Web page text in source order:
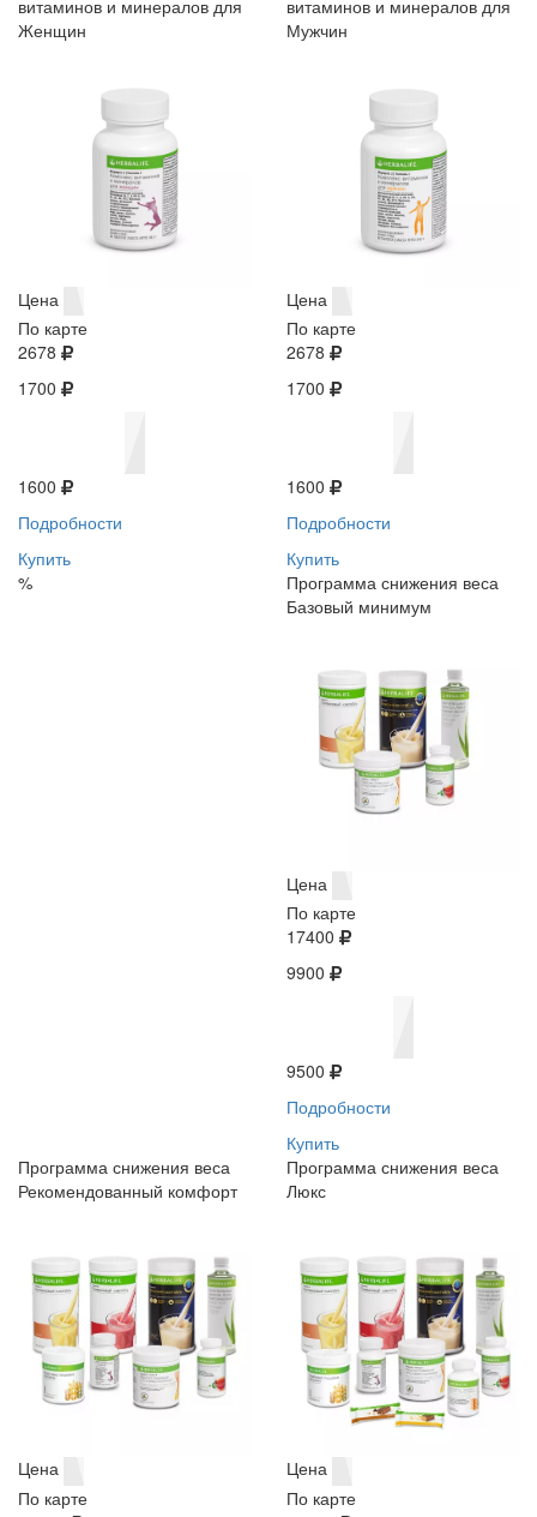
витаминов и минералов для
Женщин
Цена
По карте
2678
1700
1600
Подробности
Купить
%
витаминов и минералов для
Мужчин
Цена
По карте
2678
1700
1600
Подробности
Купить
Программа снижения веса
Базовый минимум
Цена
По карте
17400
9900
9500
Подробности
Купить
Программа снижения веса
Рекомендованный комфорт
Цена
По карте
Программа снижения веса
Люкс
Цена
По карте